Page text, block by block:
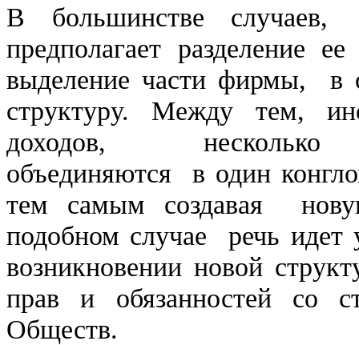
В большинстве случаев,
предполагает разделение
выделение части фирмы, в
структуру. Между тем,
доходов, несколько
объединяются в один
тем самым создавая
подобном случае речь
возникновении новой
прав и обязанностей со
Обществ.